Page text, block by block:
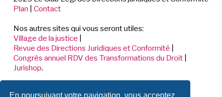
En poursuivant votre navigation, vous acceptez
Plan
Contact
Nos autres sites qui vous seront utiles:
Village de la justice
Revue des Directions Juridiques et Conformité
Congrès annuel RDV des Transformations du Droit
Jurishop.